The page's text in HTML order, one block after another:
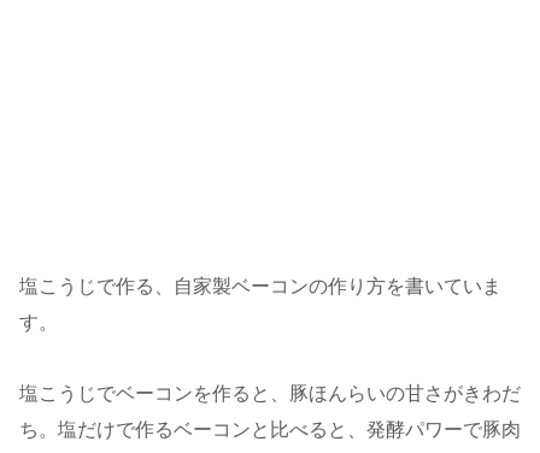
塩こうじで作る、自家製ベーコンの作り方を書いていま
す。
塩こうじでベーコンを作ると、豚ほんらいの甘さがきわだ
ち。塩だけで作るベーコンと比べると、発酵パワーで豚肉